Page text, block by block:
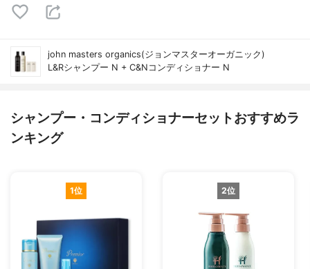
john masters organics(ジョンマスターオーガニック)
L&Rシャンプー N + C&Nコンディショナー N
シャンプー・コンディショナーセットおすすめラ
ンキング
1位 2位